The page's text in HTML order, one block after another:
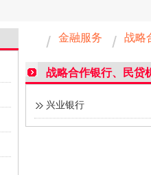
金融服务 战略
战略合作银行、民贷
兴业银行